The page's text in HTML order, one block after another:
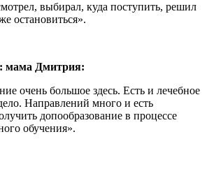
выбирал, куда поступить, решил
остановиться».
Дмитрия:
очень большое здесь. Есть и лечебное
Направлений много и есть
допообразование в процессе
обучения».